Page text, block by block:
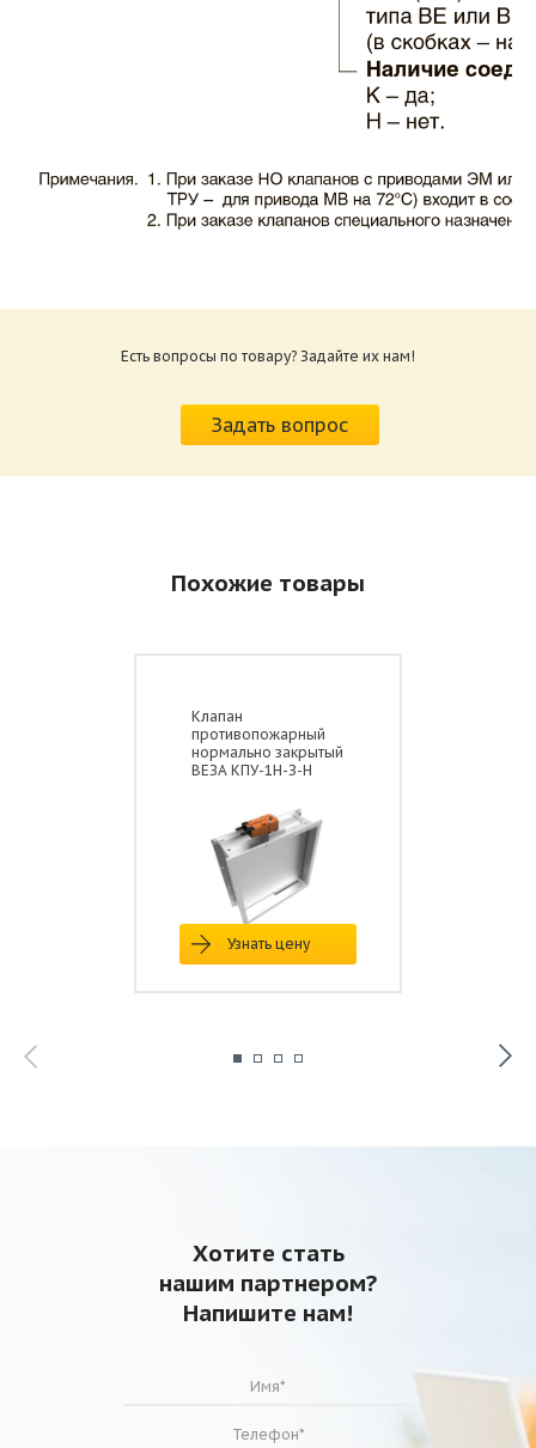
ВИНГС-М КЛОП-1.pdf
приводов КЛОП-1.pdf
Размер: 520.36 Кб
Есть вопросы по товару? Задайте их нам!
Задать вопрос
Похожие товары
Клапан
противопожарный
нормально закрытый
ВЕЗА КПУ-1Н-З-Н
Узнать цену
Хотите стать
нашим партнером?
Напишите нам!